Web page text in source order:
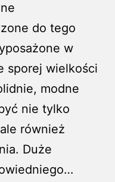
do tego
w
sporej wielkości
modne
nie tylko
również
Duże